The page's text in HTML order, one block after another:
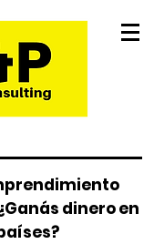
dinero en